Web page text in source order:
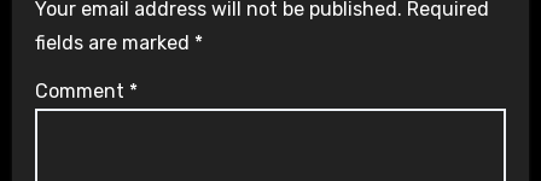
Your email address will not be published. Required
fields are marked *
Comment *